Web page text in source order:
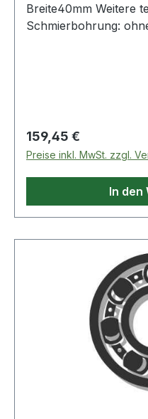
Breite40mm Weitere
Schmierbohrung:
Regulärer Preis:
159,45 €
Preise inkl. MwSt. zzgl.
In den